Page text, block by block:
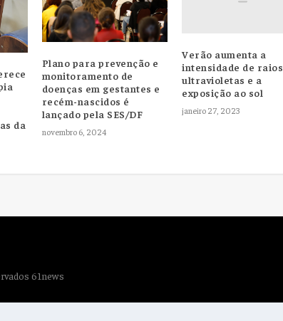
da
Plano para prevenção e
monitoramento de
doenças em gestantes e
recém-nascidos é
lançado pela SES/DF
novembro 6, 2024
Verão aumenta a
intensidade de raios
ultravioletas e a
exposição ao sol
janeiro 27, 2023
61news